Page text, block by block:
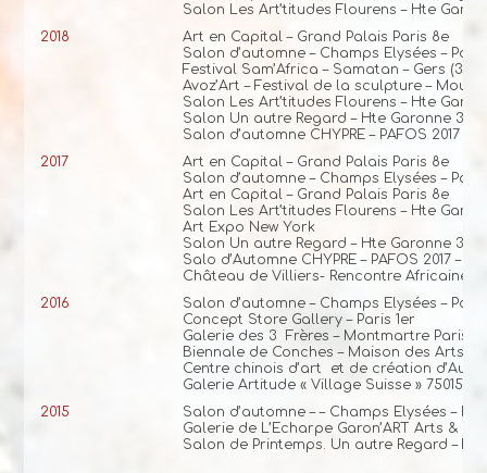
Salon Les Art’titudes Flourens – Hte
2018
Art en Capital – Grand Palais Paris 8e
Salon d’automne – Champs Elysées –
Festival Sam’Africa – Samatan – Gers (32)
Avoz’Art – Festival de la sculpture –
Salon Les Art’titudes Flourens – Hte
Salon Un autre Regard – Hte Garonne 31
Salon d’automne CHYPRE – PAFOS 2017
2017
Art en Capital – Grand Palais Paris 8e
Salon d’automne – Champs Elysées –
Art en Capital – Grand Palais Paris 8e
Salon Les Art’titudes Flourens – Hte
Art Expo New York
Salon Un autre Regard – Hte Garonne 31
Salo d’Automne CHYPRE – PAFOS 2017 –
Château de Villiers- Rencontre Africaine –
2016
Salon d’automne – Champs Elysées –
Concept Store Gallery – Paris 1er
Galerie des 3 Frères – Montmartre Paris
Biennale de Conches – Maison des Arts
Centre chinois d’art et de création
Galerie Artitude « Village Suisse » 75015
2015
Salon d’automne – – Champs Elysées –
Galerie de L’Echarpe Garon’ART Arts &
Salon de Printemps. Un autre Regard –